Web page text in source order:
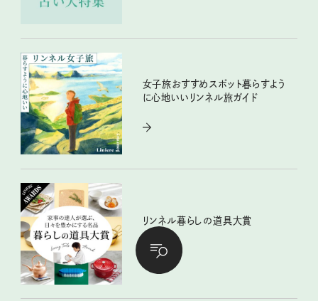
女子旅おすすめスポット暮らすよう
に心地いいリンネル旅ガイド
リンネル暮らしの道具大賞